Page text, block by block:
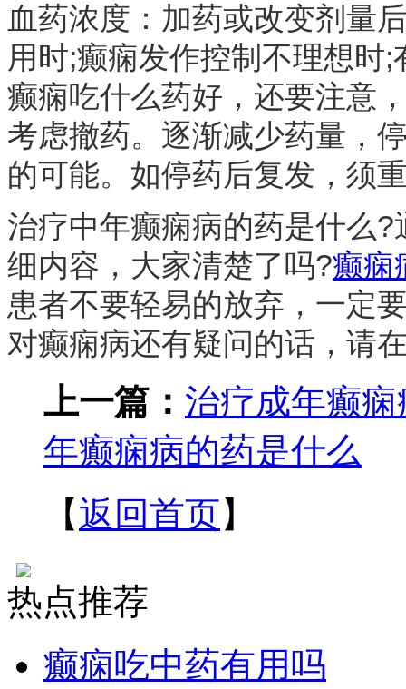
血药浓度：加药或改变剂量
用时;癫痫发作控制不理想时
癫痫吃什么药好，还要注意
考虑撤药。逐渐减少药量，
的可能。如停药后复发，须
治疗中年癫痫病的药是什么
细内容，大家清楚了吗?癫痫
患者不要轻易的放弃，一定
对癫痫病还有疑问的话，请
上一篇： 治疗成年癫
年癫痫病的药是什么
【返回首页】
热点推荐
癫痫吃中药有用吗